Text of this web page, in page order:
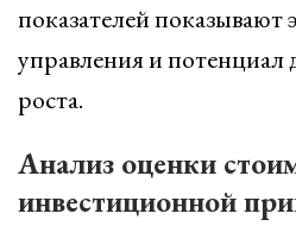
показателей показывают
управления и потенциал
роста.
Анализ оценки
инвестиционной